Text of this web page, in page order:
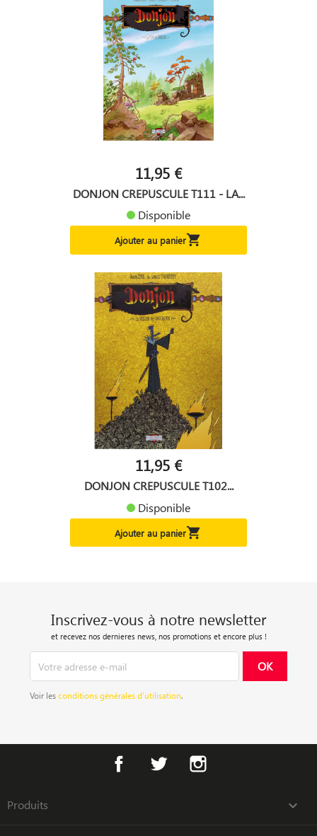
11,95 €
DONJON CREPUSCULE T111 - LA...
Disponible
Ajouter au panier
11,95 €
DONJON CREPUSCULE T102...
Disponible
Ajouter au panier
Inscrivez-vous à notre newsletter
et recevez nos dernieres news, nos promotions et encore plus !
Voir lesconditions générales d’utilisation.
Facebook Twitter
Produits 